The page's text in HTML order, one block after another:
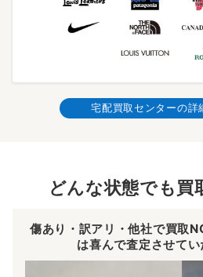
宅配買取センターの詳
どんな状態でも買
傷あり・訳アリ・他社で買取
は喜んで査定させてい